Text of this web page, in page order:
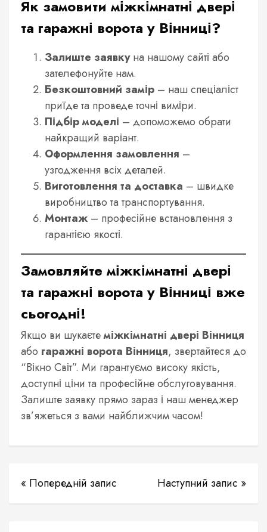
Як замовити міжкімнатні двері
та гаражні ворота у Вінниці?
Залиште заявкуна нашому сайті або
зателефонуйте нам.
Безкоштовний замір – наш спеціаліст
приїде та проведе точні виміри.
Підбір моделі – допоможемо обрати
найкращий варіант.
Оформлення замовлення –
узгодження всіх деталей.
Виготовлення та доставка – швидке
виробництво та транспортування.
Монтаж – професійне встановлення з
гарантією якості.
Замовляйте міжкімнатні двері
та гаражні ворота у Вінниці вже
сьогодні!
Якщо ви шукаєтеміжкімнатні двері Вінниця
або гаражні ворота Вінниця, звертайтеся до
“Вікно Світ”. Ми гарантуємо високу якість,
доступні ціни та професійне обслуговування.
Залиште заявку прямо зараз і наш менеджер
зв’яжеться з вами найближчим часом!
« Попередній запис Наступний запис »